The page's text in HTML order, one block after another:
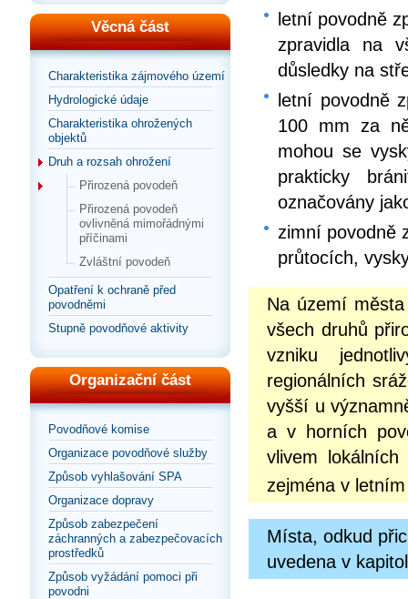
Věcná část
Charakteristika zájmového území
Hydrologické údaje
Charakteristika ohrožených
objektů
Druh a rozsah ohrožení
Přirozená povodeň
Přirozená povodeň
ovlivněná mimořádnými
příčinami
Zvláštní povodeň
Opatření k ochraně před
povodněmi
Stupně povodňové aktivity
Organizační část
Povodňové komise
Organizace povodňové služby
Způsob vyhlašování SPA
Organizace dopravy
Způsob zabezpečení
záchranných a zabezpečovacích
prostředků
Způsob vyžádání pomoci při
povodni
letní povodně
zpravidla na
důsledky na
letní povodně
100 mm za
mohou se
prakticky
označovány
zimní povodně
průtocích,
Na území
všech druhů
vzniku
regionálních
vyšší u
a v horních
vlivem
zejména v
Místa, odkud
uvedena v